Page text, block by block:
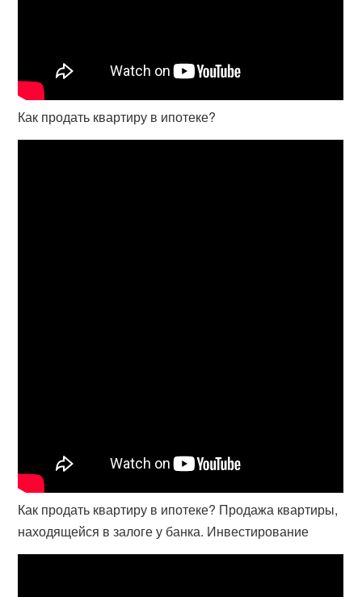
Как продать квартиру в ипотеке?
Как продать квартиру в ипотеке? Продажа квартиры,
находящейся в залоге у банка. Инвестирование